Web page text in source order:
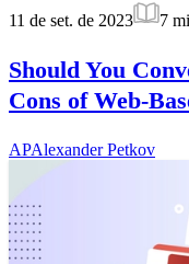
11 de set. de 2023
7
Should You
Cons of Web-
APAlexander Petkov